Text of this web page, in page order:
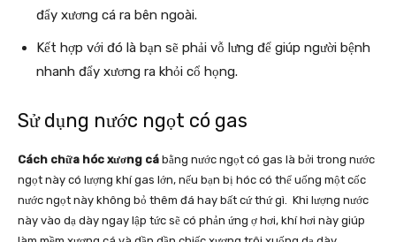
đẩy xương cá ra bên ngoài.
Kết hợp với đó là bạn sẽ phải vỗ lưng để giúp người bệnh
nhanh đẩy xương ra khỏi cổ họng.
Sử dụng nước ngọt có gas
Cách chữa hóc xương cá bằng nước ngọt có gas là bởi trong nước
ngọt này có lượng khí gas lớn, nếu bạn bị hóc có thể uống một cốc
nước ngọt này không bỏ thêm đá hay bất cứ thứ gì. Khi lượng nước
này vào dạ dày ngay lập tức sẽ có phản ứng ợ hơi, khí hơi này giúp